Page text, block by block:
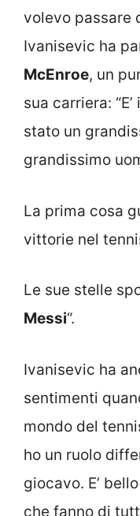
volevo passare
Ivanisevic ha
McEnroe, un
sua carriera:
stato un
grandissimo
La prima cosa
vittorie nel
Le sue stelle
Messi“.
Ivanisevic ha
sentimenti
mondo del
ho un ruolo
giocavo. E’
che fanno di